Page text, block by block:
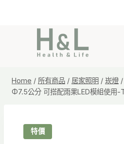
Home / 所有商品 / 居家照明 / 崁燈 /
Φ7.5公分 可搭配雨果LED模組使用-
特價